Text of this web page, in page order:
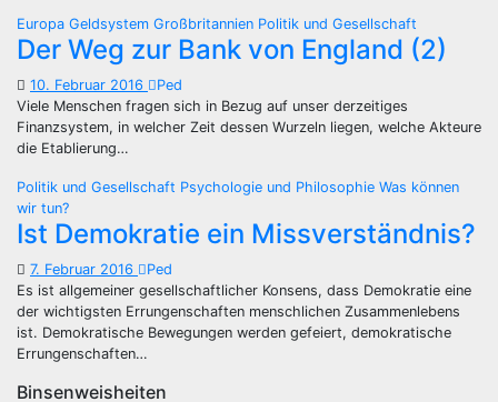
Europa Geldsystem Großbritannien Politik und Gesellschaft
Der Weg zur Bank von England (2)
10. Februar 2016
Ped
Viele Menschen fragen sich in Bezug auf unser derzeitiges
Finanzsystem, in welcher Zeit dessen Wurzeln liegen, welche Akteure
die Etablierung…
Politik und Gesellschaft Psychologie und Philosophie Was können
wir tun?
Ist Demokratie ein Missverständnis?
7. Februar 2016
Ped
Es ist allgemeiner gesellschaftlicher Konsens, dass Demokratie eine
der wichtigsten Errungenschaften menschlichen Zusammenlebens
ist. Demokratische Bewegungen werden gefeiert, demokratische
Errungenschaften…
Binsenweisheiten